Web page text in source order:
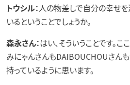
トウシル：人の物差しで自分の幸せを
いるということでしょうか。
森永さん：はい、そういうことです。こ
みにゃんさんもDAIBOUCHOUさんも
持っているように思います。